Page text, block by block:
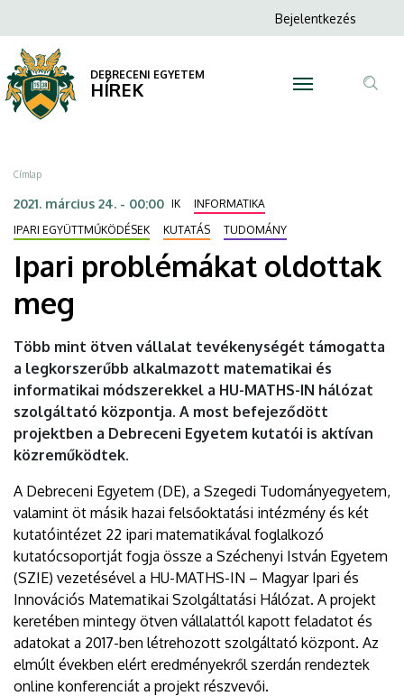
problémákat
oldottak
meg
DEBRECENI
EGYETEM
a
tartalomra
Anonim
menüje
Bejelentkezés
DEBRECENI EGYETEM
HÍREK
Morzsa
Címlap
2021. március 24. - 00:00 IK
INFORMATIKA
IPARI EGYÜTTMŰKÖDÉSEK
KUTATÁS TUDOMÁNY
Ipari problémákat oldottak
meg
Több mint ötven vállalat tevékenységét támogatta
a legkorszerűbb alkalmazott matematikai és
informatikai módszerekkel a HU-MATHS-IN hálózat
szolgáltató központja. A most befejeződött
projektben a Debreceni Egyetem kutatói is aktívan
közreműködtek.
A Debreceni Egyetem (DE), a Szegedi Tudományegyetem,
valamint öt másik hazai felsőoktatási intézmény és két
kutatóintézet 22 ipari matematikával foglalkozó
kutatócsoportját fogja össze a Széchenyi István Egyetem
(SZIE) vezetésével a HU-MATHS-IN – Magyar Ipari és
Innovációs Matematikai Szolgáltatási Hálózat. A projekt
keretében mintegy ötven vállalattól kapott feladatot és
adatokat a 2017-ben létrehozott szolgáltató központ. Az
elmúlt években elért eredményekről szerdán rendeztek
online konferenciát a projekt részvevői.